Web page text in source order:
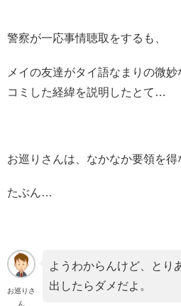
警察が一応事情聴取をするも、
メイの友達がタイ語なまりの微
コミした経緯を説明したとて…
お巡りさんは、なかなか要領を得
たぶん…
お巡りさ
ん
ようわからんけど、とり
出したらダメだよ。